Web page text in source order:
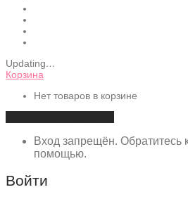
Updating…
Корзина
Нет товаров в корзине
Вход запрещён. Обратитесь
помощью.
Войти